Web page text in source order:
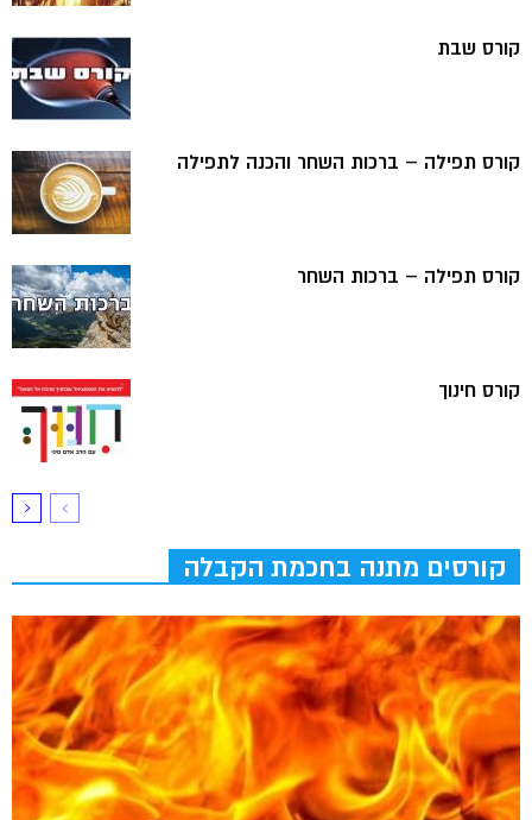
קורס שבת
קורס תפילה – ברכות השחר והכנה לתפילה
קורס תפילה – ברכות השחר
קורס חינוך
קורסים מתנה בחכמת הקבלה